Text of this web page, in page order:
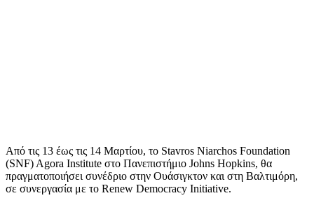
Από τις 13 έως τις 14 Μαρτίου, το Stavros Niarchos Foundation
(SNF) Agora Institute στο Πανεπιστήμιο Johns Hopkins, θα
πραγματοποιήσει συνέδριο στην Ουάσιγκτον και στη Βαλτιμόρη,
σε συνεργασία με το Renew Democracy Initiative.